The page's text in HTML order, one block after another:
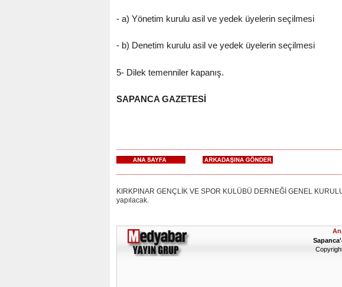
- a) Yönetim kurulu asil ve yedek üyelerin seçilmesi
- b) Denetim kurulu asil ve yedek üyelerin seçilmesi
5- Dilek temenniler kapanış.
SAPANCA GAZETESİ
KIRKPINAR GENÇLİK VE SPOR KULÜBÜ DERNEĞİ GENEL
yapılacak.